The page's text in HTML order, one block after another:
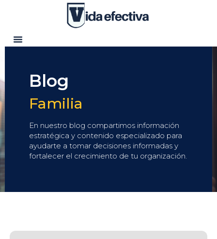
Blog
Familia
En nuestro blog compartimos información
estratégica y contenido especializado para
ayudarte a tomar decisiones informadas y
fortalecer el crecimiento de tu organización.